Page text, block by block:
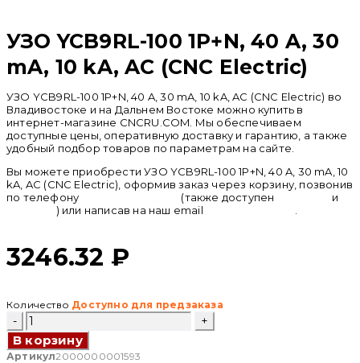
УЗО YCB9RL-100 1P+N, 40 A, 30
mA, 10 kA, AC (CNC Electric)
УЗО YCB9RL-100 1P+N, 40 A, 30 mA, 10 kA, AC (CNC Electric) во
Владивостоке и на Дальнем Востоке можно купить в
интернет-магазине CNCRU.COM. Мы обеспечиваем
доступные цены, оперативную доставку и гарантию, а также
удобный подбор товаров по параметрам на сайте.
Вы можете приобрести УЗО YCB9RL-100 1P+N, 40 A, 30 mA, 10
kA, AC (CNC Electric), оформив заказ через корзину, позвонив
по телефону
(также доступен
и
) или написав на наш email
3246.32 ₽
Количество Доступно для предзаказа
Количество
товара
УЗО
YCB9RL-
В корзину
Артикул2000000001593